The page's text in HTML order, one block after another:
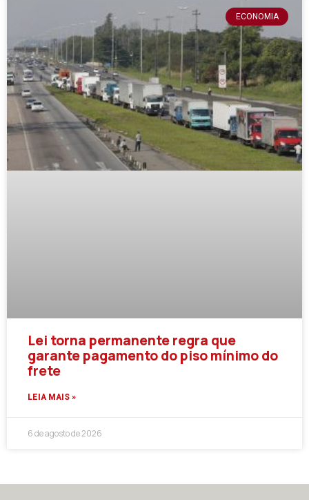
ECONOMIA
Lei torna permanente regra que
garante pagamento do piso mínimo do
frete
LEIA MAIS »
6 de agosto de 2026